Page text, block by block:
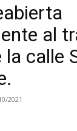
al
la calle
2021